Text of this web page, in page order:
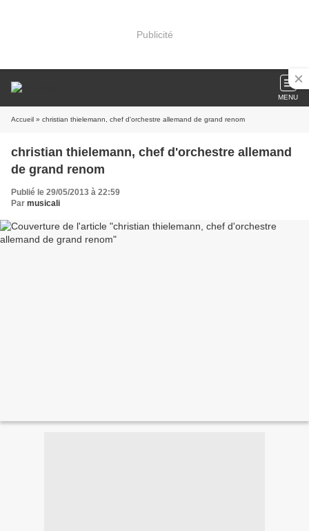
Publicité
MENU
Accueil » christian thielemann, chef d'orchestre allemand de grand renom
christian thielemann, chef d'orchestre allemand
de grand renom
Publié le 29/05/2013 à 22:59
Par musicali